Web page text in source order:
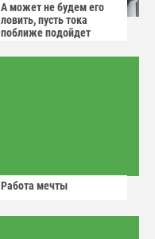
А может не будем его
ловить, пусть тока
поближе подойдет
Работа мечты